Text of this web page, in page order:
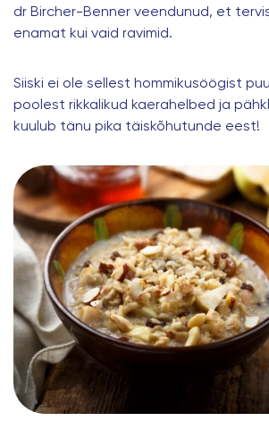
dr Bircher-Benner veendunud, et
enamat kui vaid ravimid.
Siiski ei ole sellest hommikusöögist
poolest rikkalikud kaerahelbed ja
kuulub tänu pika täiskõhutunde eest!